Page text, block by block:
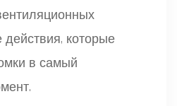
которые
в самый